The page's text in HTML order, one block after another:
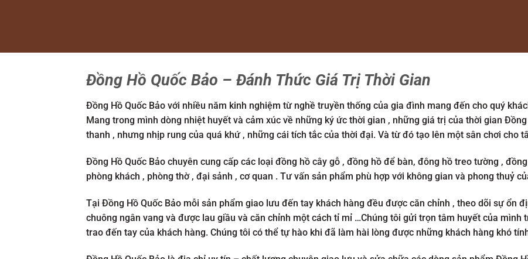
Đồng Hồ Quốc Bảo – Đánh Thức Giá Trị Thời Gian
Đồng Hồ Quốc Bảo với nhiều năm kinh nghiệm từ nghề truyền thống của gia đình mang đến cho quý
Mang trong mình dòng nhiệt huyết và cảm xúc về những ký ức thời gian , những giá trị của thời gian
thanh , nhưng nhịp rung của quá khứ , những cái tích tắc của thời đại. Và từ đó tạo lên một sân chơi cho
Đồng Hồ Quốc Bảo chuyên cung cấp các loại đồng hồ cây gỗ , đồng hồ để bàn, đông hồ treo tường ,
phòng khách , phòng thờ , đại sảnh , cơ quan . Tư vấn sản phẩm phù hợp với không gian và phong thuỷ
Tại Đồng Hồ Quốc Bảo mỗi sản phẩm giao lưu đến tay khách hàng đều được căn chỉnh , theo dõi sự ổn
chuông ngân vang và được lau giầu và căn chỉnh một cách tỉ mỉ …Chúng tôi gửi trọn tâm huyết của
trao đến tay của khách hàng. Chúng tôi có thể tự hào khi đã làm hài lòng được những khách hàng khó